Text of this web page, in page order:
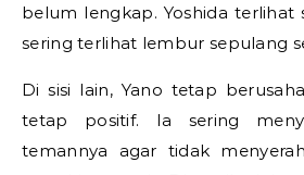
belum lengkap. Yoshida terlihat
sering terlihat lembur sepulang
Di sisi lain, Yano tetap
tetap positif. Ia sering
temannya agar tidak